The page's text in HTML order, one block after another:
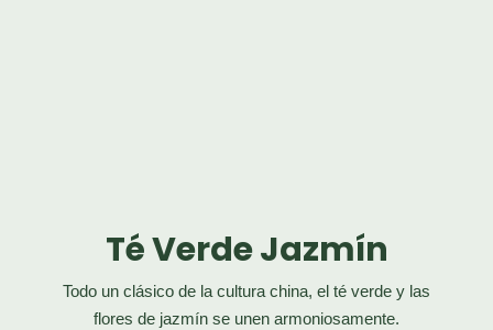
Té Verde Jazmín
Todo un clásico de la cultura china, el té verde y las
flores de jazmín se unen armoniosamente.